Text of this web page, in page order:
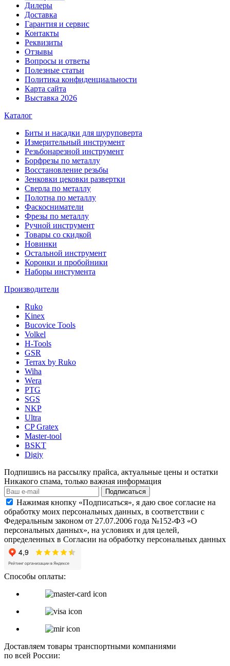
Дилеры
Доставка
Гарантия и сервис
Контакты
Реквизиты
Отзывы
Вопросы и ответы
Полезные статьи
Политика конфиденциальности
Карта сайта
Выставка 2026
Каталог
Биты и насадки для шуруповерта
Измерительный инструмент
Резьбонарезной инструмент
Борфрезы по металлу
Восстановление резьбы
Зенковки цековки развертки
Сверла по металлу
Полотна по металлу
Фаскосниматели
Фрезы по металлу
Ручной инструмент
Товары со скидкой
Новинки
Остальной инструмент
Коронки и пробойники
Наборы инстумента
Производители
Ruko
Kinex
Bucovice Tools
Volkel
H-Tools
GSR
Terrax by Ruko
Wiha
Wera
PTG
SGS
NKP
Ultra
CP Gratex
Master-tool
BSKT
Digjy
Подпишись на рассылку прайса, актуальные цены и остатки
Никакого спама, только важная информация
Подписаться
Нажимая кнопку «Подписаться», я даю свое согласие на
обработку моих персональных данных, в соответствии с
Федеральным законом от 27.07.2006 года №152-ФЗ «О
персональных данных», на условиях и для целей,
определенных в Согласии на обработку персональных данных
Способы оплаты:
Доставляем товары транспортными компаниями
по всей России: